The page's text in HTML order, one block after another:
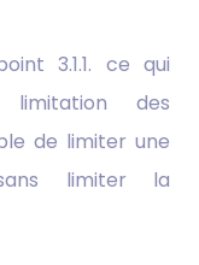
3.1.1. ce qui
des
de limiter une
limiter la